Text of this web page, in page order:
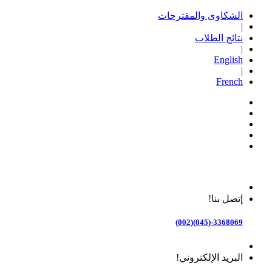
الشكاوى والمقترحات
|
نتائج الطلاب
|
English
|
French
إتصل بنا!
3368069-(045)(002)
البريد الإلكتروني!